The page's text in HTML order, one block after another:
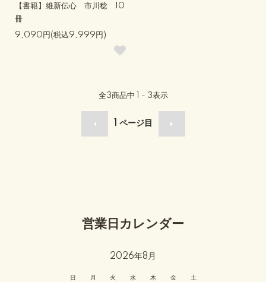
【書籍】維新伝心 市川稔 10
冊
9,090円(税込9,999円)
全3商品中 1 - 3表示
ページ目
営業日カレンダー
2026年8月
日 月 火 水 木 金 土